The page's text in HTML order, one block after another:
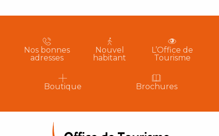
Nos bonnes
adresses
Nouvel
habitant
L’Office de
Tourisme
Boutique Brochures